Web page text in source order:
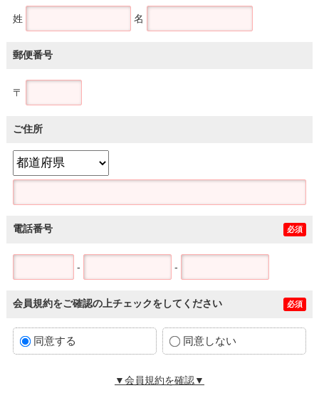
姓 名
郵便番号
〒
ご住所
電話番号 必須
- -
会員規約をご確認の上チェックをしてください 必須
同意する 同意しない
▼会員規約を確認▼